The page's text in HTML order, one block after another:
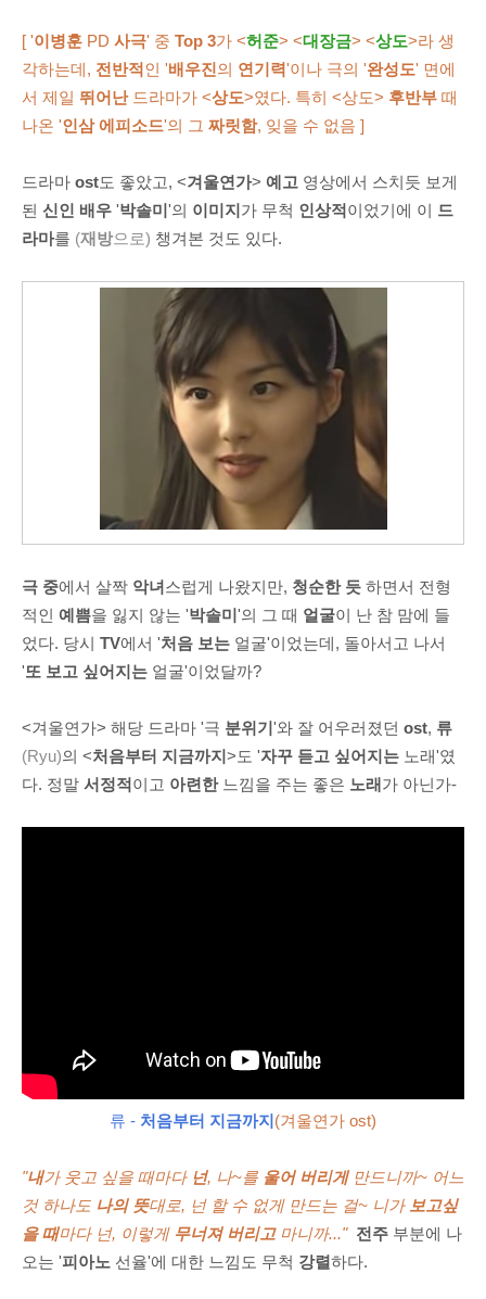
[ '이병훈 PD 사극' 중 Top 3가 <허준> <대장금> <상도>라 생
각하는데, 전반적인 '배우진의 연기력'이나 극의 '완성도' 면에
서 제일 뛰어난드라마가 <상도>였다. 특히 <상도> 후반부 때
나온 '인삼 에피소드'의 그 짜릿함, 잊을 수 없음 ]
드라마 ost도 좋았고, <겨울연가> 예고 영상에서 스치듯 보게
된 신인 배우 '박솔미'의 이미지가 무척 인상적이었기에 이 드
라마를 (재방으로) 챙겨본 것도 있다.
극 중에서 살짝 악녀스럽게 나왔지만, 청순한 듯 하면서 전형
적인 예쁨을 잃지 않는 '박솔미'의 그 때 얼굴이 난 참 맘에 들
었다. 당시 TV에서 '처음 보는 얼굴'이었는데, 돌아서고 나서
'또 보고 싶어지는 얼굴'이었달까?
<겨울연가> 해당 드라마 '극 분위기'와 잘 어우러졌던 ost, 류
(Ryu)의 <처음부터 지금까지>도 '자꾸 듣고 싶어지는 노래'였
다. 정말 서정적이고 아련한느낌을 주는 좋은 노래 가 아닌가-
류 - 처음부터 지금까지(겨울연가 ost)
"내가 웃고 싶을 때마다 넌, 나~를 울어 버리게만드니까~ 어느
것 하나도 나의 뜻대로, 넌 할 수 없게 만드는 걸~ 니가 보고싶
을 때마다 넌, 이렇게 무너져 버리고마니까..." 전주 부분에 나
오는 '피아노 선율'에 대한 느낌도 무척 강렬하다.